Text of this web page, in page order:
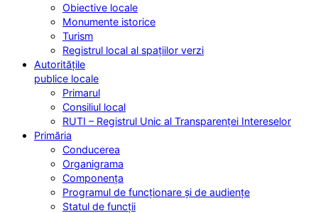
Obiective locale
Monumente istorice
Turism
Registrul local al spațiilor verzi
Autoritățile
publice locale
Primarul
Consiliul local
RUTI – Registrul Unic al Transparenței Intereselor
Primăria
Conducerea
Organigrama
Componența
Programul de funcționare și de audiențe
Statul de funcții